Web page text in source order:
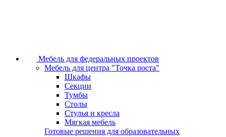
Мебель для федеральных проектов
Мебель для центра "Точка роста"
Шкафы
Секции
Тумбы
Столы
Стулья и кресла
Мягкая мебель
Готовые решения для образовательных